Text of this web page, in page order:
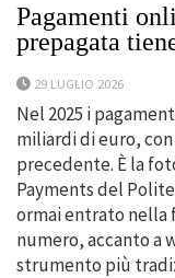
Pagamenti
prepagata
29 LUGLIO 2026
Nel 2025 i
miliardi di euro,
precedente. È la
Payments del
ormai entrato nella
numero, accanto a
strumento più